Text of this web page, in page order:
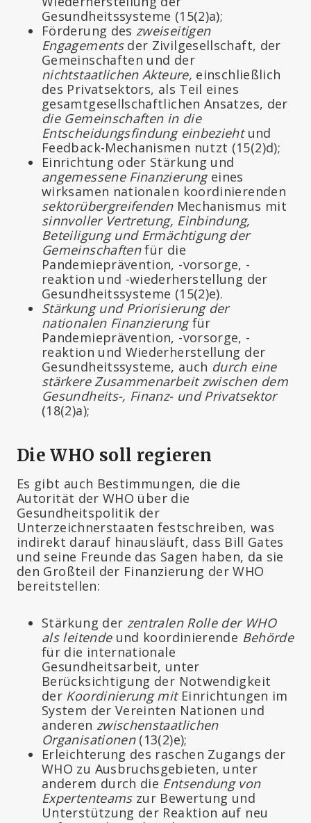
Gesundheitssysteme (15(2)a);
Förderung des zweiseitigen
Engagementsder Zivilgesellschaft, der
Gemeinschaften und der
nichtstaatlichen Akteure, einschließlich
des Privatsektors, als Teil eines
gesamtgesellschaftlichen Ansatzes, der
die Gemeinschaften in die
Entscheidungsfindung einbeziehtund
Feedback-Mechanismen nutzt (15(2)d);
Einrichtung oder Stärkung und
angemessene Finanzierungeines
wirksamen nationalen koordinierenden
sektorübergreifendenMechanismus mit
sinnvoller Vertretung, Einbindung,
Beteiligung und Ermächtigung der
Gemeinschaftenfür die
Pandemieprävention, -vorsorge, -
reaktion und -wiederherstellung der
Gesundheitssysteme (15(2)e).
Stärkung und Priorisierung der
nationalen Finanzierungfür
Pandemieprävention, -vorsorge, -
reaktion und Wiederherstellung der
Gesundheitssysteme, auch durch eine
stärkere Zusammenarbeit zwischen dem
Gesundheits-, Finanz- und Privatsektor
(18(2)a);
Die WHO soll regieren
Es gibt auch Bestimmungen, die die
Autorität der WHO über die
Gesundheitspolitik der
Unterzeichnerstaaten festschreiben, was
indirekt darauf hinausläuft, dass Bill Gates
und seine Freunde das Sagen haben, da sie
den Großteil der Finanzierung der WHO
bereitstellen:
Stärkung der zentralen Rolle der WHO
als leitende und koordinierende Behörde
für die internationale
Gesundheitsarbeit, unter
Berücksichtigung der Notwendigkeit
der Koordinierung mitEinrichtungen im
System der Vereinten Nationen und
anderen zwischenstaatlichen
Organisationen(13(2)e);
Erleichterung des raschen Zugangs der
WHO zu Ausbruchsgebieten, unter
anderem durch die Entsendung von
Expertenteamszur Bewertung und
Unterstützung der Reaktion auf neu